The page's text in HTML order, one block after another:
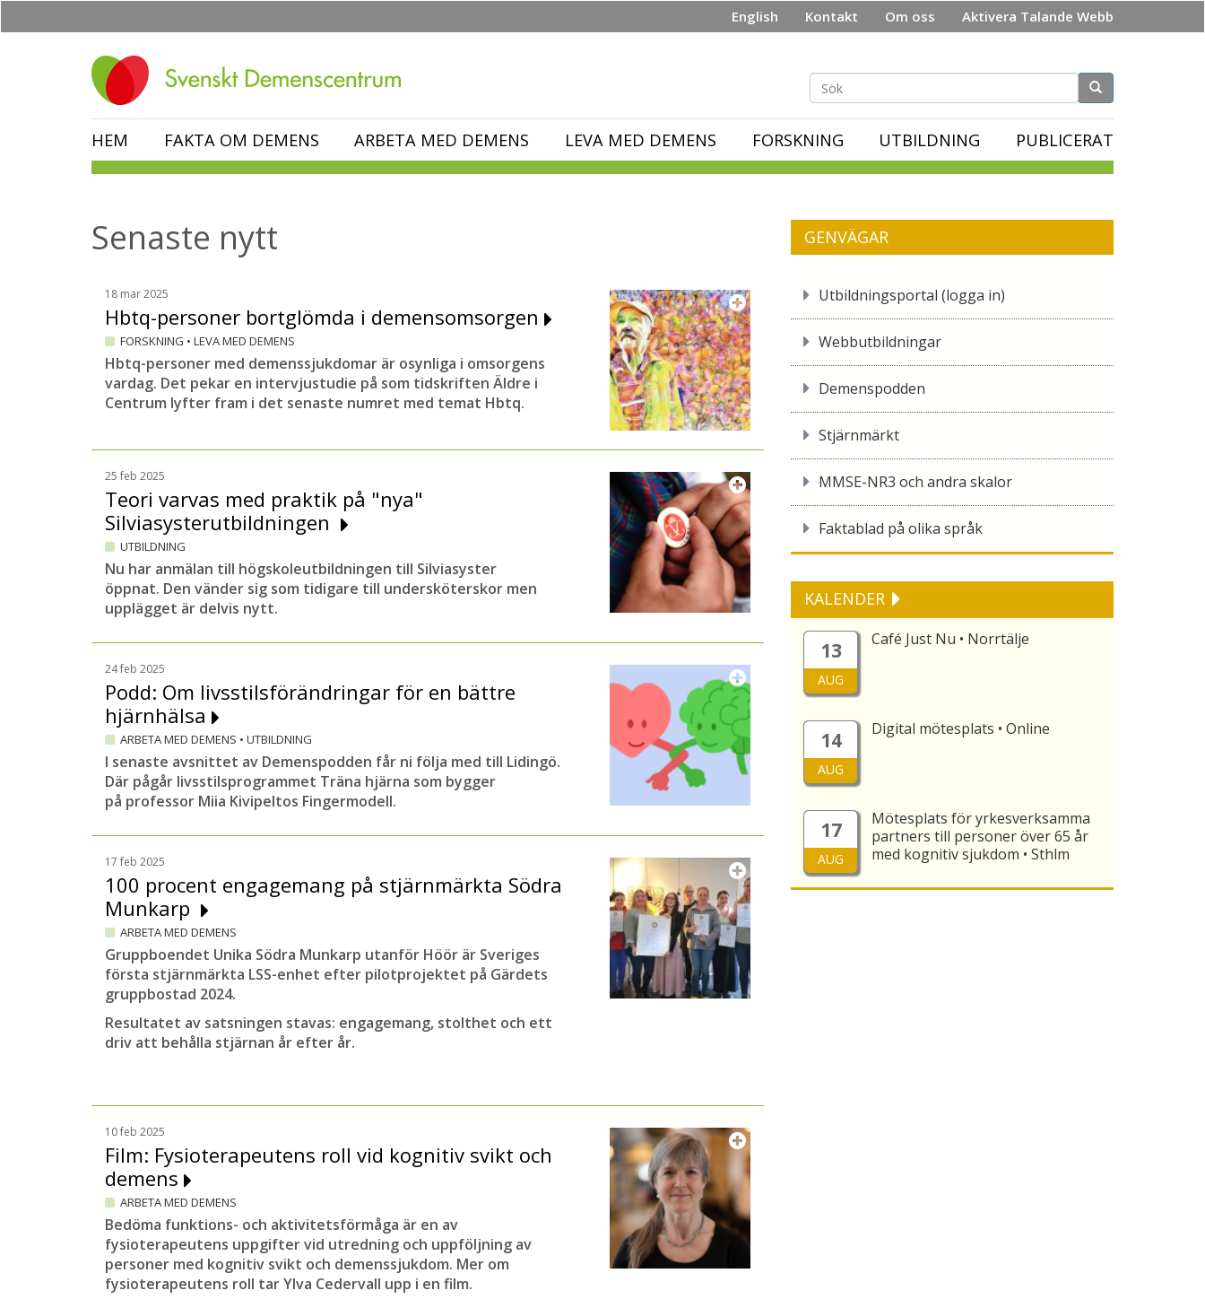
English Kontakt Om oss Aktivera Talande Webb
Sökformulär
HEM FAKTA OM DEMENS ARBETA MED DEMENS LEVA MED DEMENS FORSKNING UTBILDNING PUBLICERAT
Senaste nytt
18 mar 2025
Hbtq-personer bortglömda i demensomsorgen
FORSKNING • LEVA MED DEMENS
Hbtq-personer med demenssjukdomar är osynliga i omsorgens
vardag. Det pekar en intervjustudie på som tidskriften Äldre i
Centrum lyfter fram i det senaste numret med temat Hbtq.
25 feb 2025
Teori varvas med praktik på "nya"
Silviasysterutbildningen
UTBILDNING
Nu har anmälan till högskoleutbildningen till Silviasyster
öppnat. Den vänder sig som tidigare till undersköterskor men
upplägget är delvis nytt.
24 feb 2025
Podd: Om livsstilsförändringar för en bättre
hjärnhälsa
ARBETA MED DEMENS • UTBILDNING
I senaste avsnittet av Demenspodden får ni följa med till Lidingö.
Där pågår livsstilsprogrammet Träna hjärna som bygger
på professor Miia Kivipeltos Fingermodell.
17 feb 2025
100 procent engagemang på stjärnmärkta Södra
Munkarp
ARBETA MED DEMENS
Gruppboendet Unika Södra Munkarp utanför Höör är Sveriges
första stjärnmärkta LSS-enhet efter pilotprojektet på Gärdets
gruppbostad 2024.
Resultatet av satsningen stavas: engagemang, stolthet och ett
driv att behålla stjärnan år efter år.
10 feb 2025
Film: Fysioterapeutens roll vid kognitiv svikt och
demens
ARBETA MED DEMENS
Bedöma funktions- och aktivitetsförmåga är en av
fysioterapeutens uppgifter vid utredning och uppföljning av
personer med kognitiv svikt och demenssjukdom. Mer om
fysioterapeutens roll tar Ylva Cedervall upp i en film.
GENVÄGAR
Utbildningsportal (logga in)
Webbutbildningar
Demenspodden
Stjärnmärkt
MMSE-NR3 och andra skalor
Faktablad på olika språk
KALENDER
13
AUG
Café Just Nu • Norrtälje
14
AUG
Digital mötesplats • Online
17
AUG
Mötesplats för yrkesverksamma
partners till personer över 65 år
med kognitiv sjukdom • Sthlm